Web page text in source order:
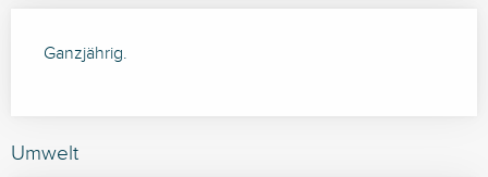
Ganzjährig.
Umwelt